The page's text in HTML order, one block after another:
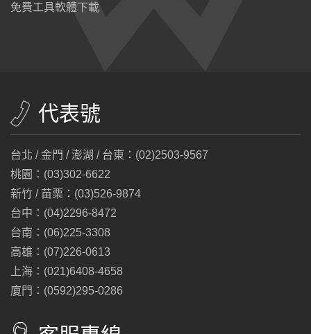
免費工具軟體下載
代表號
台北 / 金門 / 澎湖 / 台東：(02)2503-9567
桃園：(03)302-6622
新竹 / 苗栗：(03)526-9874
台中：(04)2296-8472
台南：(06)225-3308
高雄：(07)226-0613
上海：(021)6408-4658
廈門：(0592)295-0286